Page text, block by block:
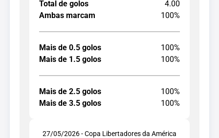
Total de golos
4.00
Ambas marcam
100%
Mais de 0.5 golos
100%
Mais de 1.5 golos
100%
Mais de 2.5 golos
100%
Mais de 3.5 golos
100%
27/05/2026 - Copa Libertadores da América